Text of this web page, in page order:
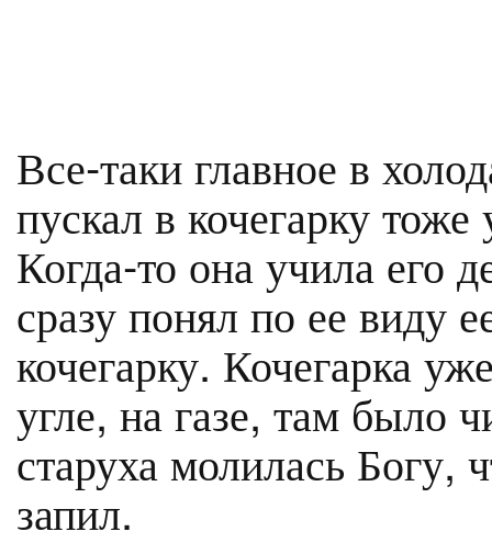
Все-таки главное в
пускал в кочегарку
Когда-то она учила его
сразу понял по ее виду
кочегарку. Кочегарка
угле, на газе, там было
старуха молилась Богу,
запил.